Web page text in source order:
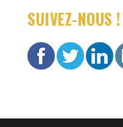
SUIVEZ-NOUS !